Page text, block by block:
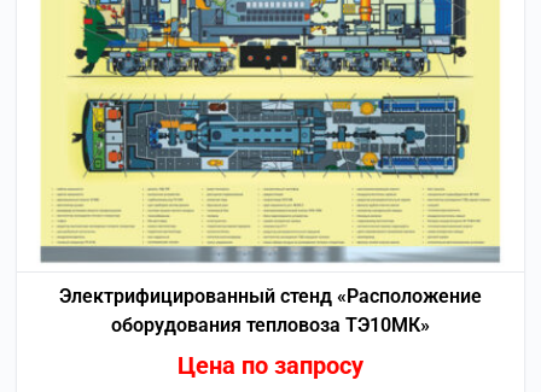
Электрифицированный стенд «Расположение
оборудования тепловоза ТЭ10МК»
Цена по запросу